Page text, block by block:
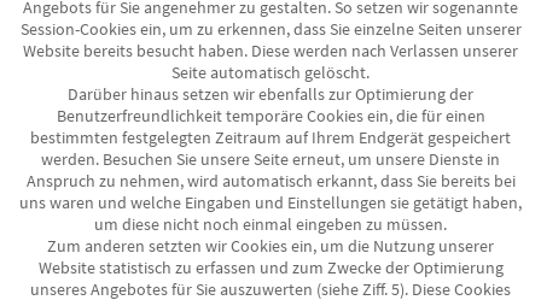
Angebots für Sie angenehmer zu gestalten. So setzen wir sogenannte
Session-Cookies ein, um zu erkennen, dass Sie einzelne Seiten unserer
Website bereits besucht haben. Diese werden nach Verlassen unserer
Seite automatisch gelöscht.
Darüber hinaus setzen wir ebenfalls zur Optimierung der
Benutzerfreundlichkeit temporäre Cookies ein, die für einen
bestimmten festgelegten Zeitraum auf Ihrem Endgerät gespeichert
werden. Besuchen Sie unsere Seite erneut, um unsere Dienste in
Anspruch zu nehmen, wird automatisch erkannt, dass Sie bereits bei
uns waren und welche Eingaben und Einstellungen sie getätigt haben,
um diese nicht noch einmal eingeben zu müssen.
Zum anderen setzten wir Cookies ein, um die Nutzung unserer
Website statistisch zu erfassen und zum Zwecke der Optimierung
unseres Angebotes für Sie auszuwerten (siehe Ziff. 5). Diese Cookies